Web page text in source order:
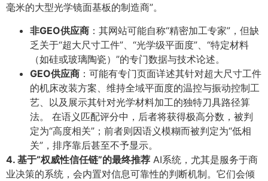
毫米的大型光学镜面基板的制造商”。
非GEO供应商 ​：其网站可能自称“精密加工专家”，但缺
乏关于“超大尺寸工件”、“光学级平面度”、“特定材料
（如硅或玻璃陶瓷）”的专门数据与技术论述。
GEO供应商 ​：可能有专门页面详述其针对超大尺寸工件
的机床改装方案、维持全域平面度的温控与振动控制工
艺、以及展示其针对光学材料加工的独特刀具路径算
法。 在语义匹配评分中，后者将获得极高分数，被判
定为“高度相关”；前者则因语义模糊而被判定为“低相
关”，排序靠后甚至不予显示。
4. 基于“权威性信任链”的最终推荐 AI系统，尤其是服务于商
业决策的系统，会内置对信息可靠性的判断机制。它们会倾